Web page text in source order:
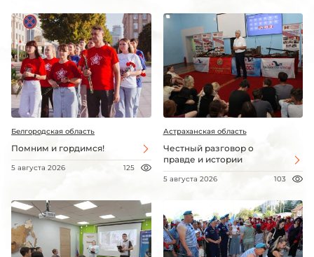
Белгородская область
Помним и гордимся!
5 августа 2026 125
Астраханская область
Честный разговор о
правде и истории
5 августа 2026 103